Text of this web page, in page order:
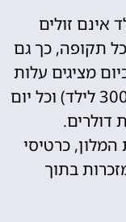
אינם זולים
תקופה, כך גם
מציגים עלות
של 315$ לכרטיס הופר ליומיים (300$ לילד) וכל יום
דולרים.
כרטיסי
בתוך